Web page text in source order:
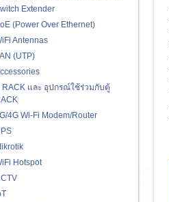
Extender
(Power Over Ethernet)
Antennas
(UTP)
RACK และ อุปกรณ์ใช้ร่วมกับตู้
4G Wi-Fi Modem/Router
Hotspot